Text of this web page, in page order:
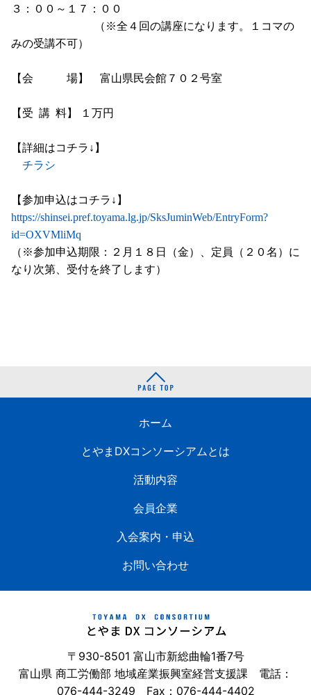
３：００～１７：００
（※全４回の講座になります。１コマの
みの受講不可）
【会 場】 富山県民会館７０２号室
【受 講 料】 １万円
【詳細はコチラ↓】
チラシ
【参加申込はコチラ↓】
https://shinsei.pref.toyama.lg.jp/SksJuminWeb/EntryForm?
id=OXVMliMq
（※参加申込期限：２月１８日（金）、定員（２０名）に
なり次第、受付を終了します）
ホーム
とやまDXコンソーシアムとは
活動内容
会員企業
入会案内・申込
お問い合わせ
〒930-8501 富山市新総曲輪1番7号
富山県 商工労働部 地域産業振興室経営支援課 電話：
076-444-3249 Fax：076-444-4402